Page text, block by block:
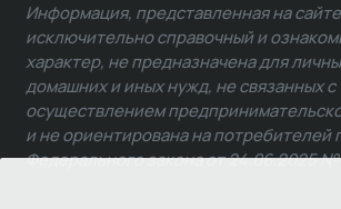
Информация, представленная на
исключительно справочный и
характер, не предназначена для
домашних и иных нужд, не связанных с
осуществлением
и не ориентирована на потребителей
Федерального закона от 24.06.2025